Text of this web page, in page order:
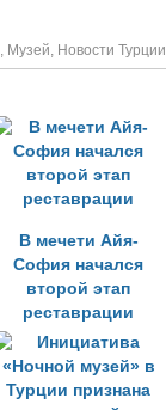
, Музей, Новости Турции
В мечети Айя-
София начался
второй этап
реставрации